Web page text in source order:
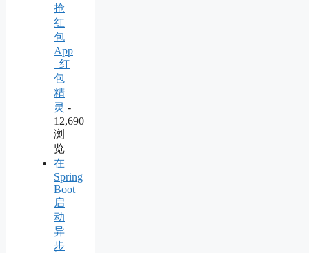
抢
红
包
App
–红
包
精
灵 -
12,690
浏
览
在
Spring
Boot
启
动
异
步